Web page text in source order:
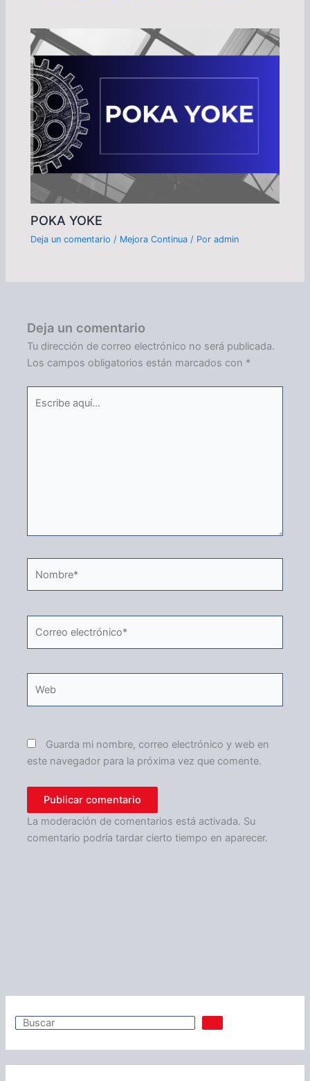
POKA YOKE
Deja un comentario / Mejora Continua / Poradmin
Deja un comentario
Tu dirección de correo electrónico no será publicada.
Los campos obligatorios están marcados con *
aquí...
electrónico*
Guarda mi nombre, correo electrónico y web en
este navegador para la próxima vez que comente.
La moderación de comentarios está activada. Su
comentario podría tardar cierto tiempo en aparecer.